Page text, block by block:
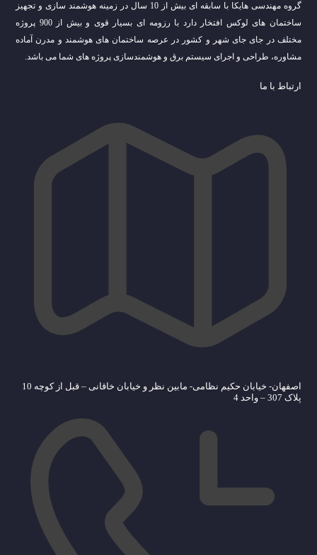
گروه مهندسی هایکا با سابقه ای بیش از 10 سال در زمینه هوشمند سازی و تجهیز
ساختمان های لوکس افتخار دارد با رزومه ای بسیار قوی و بیش از 900 پروژه
مختلف در جای جای شهر و کشور در عرصه ساختمان های هوشمند و مدرن آماده
مشاوره، طراحی و اجرای سیستم برق و هوشمندسازی پروژه های شما می باشد.
ارتباط با ما
اصفهان- خیابان حکیم نظامی- مابین نظر و خیابان خاقانی – قبل از کوچه 10
پلاک 307 – واحد 4